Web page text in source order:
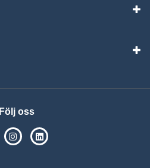
Följ oss
SPSM på Facebook
SPSM på Instagram